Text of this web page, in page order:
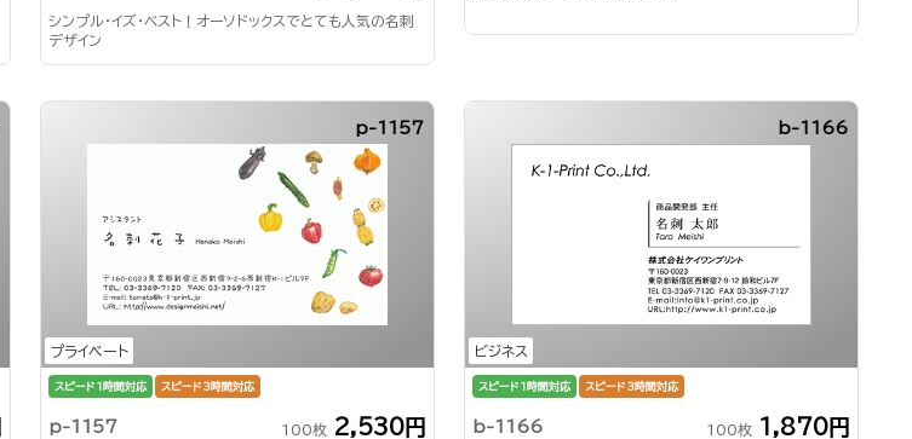
シンプル・イズ・ベスト！オーソドックスでとても人気の名刺
デザイン
プライベート
p-1157
スピード1時間対応 スピード3時間対応
p-1157 100枚 2,530円
ビジネス
b-1166
スピード1時間対応 スピード3時間対応
b-1166 100枚 1,870円